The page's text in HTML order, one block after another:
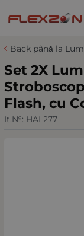
Back până la
Set 2X
Flash, cu
It.№: HAL277